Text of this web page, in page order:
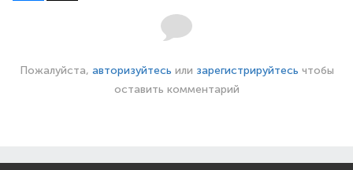
Пожалуйста, авторизуйтесь или зарегистрируйтесь чтобы
оставить комментарий